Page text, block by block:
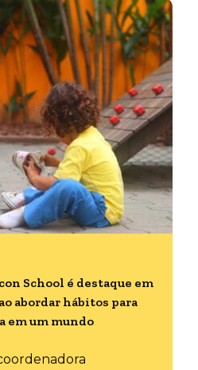
School é destaque em
abordar hábitos para
em um mundo